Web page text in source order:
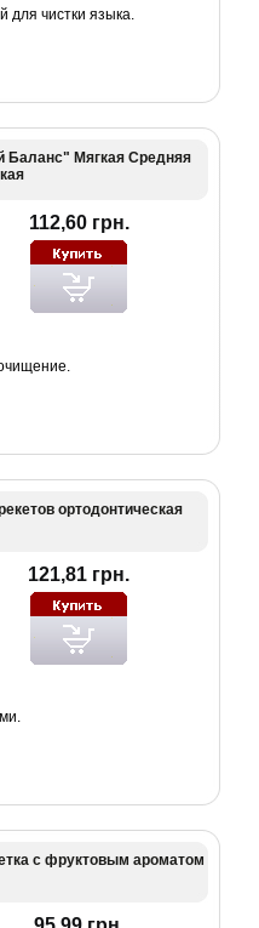
для чистки языка.
Баланс" Мягкая Средняя
112,60 грн.
ортодонтическая
121,81 грн.
с фруктовым ароматом